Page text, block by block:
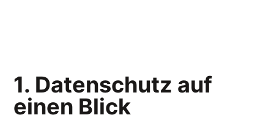
1. Datenschutz auf
einen Blick